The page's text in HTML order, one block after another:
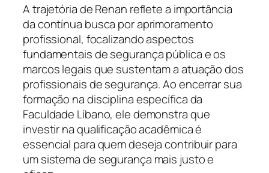
A trajetória de Renan reflete a importância
da contínua busca por aprimoramento
profissional, focalizando aspectos
fundamentais de segurança pública e os
marcos legais que sustentam a atuação dos
profissionais de segurança. Ao encerrar sua
formação na disciplina específica da
Faculdade Líbano, ele demonstra que
investir na qualificação acadêmica é
essencial para quem deseja contribuir para
um sistema de segurança mais justo e